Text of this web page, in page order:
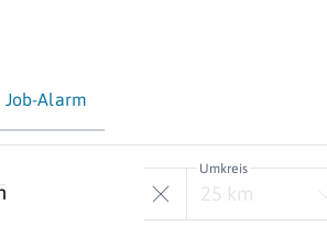
Job-Alarm
Umkreis
25 km